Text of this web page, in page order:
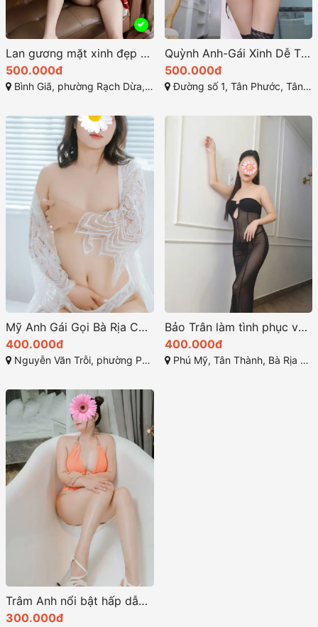
Lan gương mặt xinh đẹp sở hữu thân hình lý tưởng
500.000đ
Bình Giã, phường Rạch Dừa, Thành phố Vũng Tầu, Bà Rịa - Vũng Tàu
Quỳnh Anh-Gái Xinh Dễ Thương Thương Hiệu Dịch Vụ Đỉnh Cao
500.000đ
Đường số 1, Tân Phước, Tân Thành, Bà Rịa - Vũng Tàu
Mỹ Anh Gái Gọi Bà Rịa Cực Kỳ Hấp Dẫn
400.000đ
Nguyễn Văn Trỗi, phường Phước Hưng, Bà Rịa, Bà Rịa - Vũng Tàu
Bảo Trân làm tình phục vụ tốt làm tình giỏi
400.000đ
Phú Mỹ, Tân Thành, Bà Rịa - Vũng Tàu
Trâm Anh nổi bật hấp dẫn và kỹ năng phục vụ chuyên nghiệp
300.000đ